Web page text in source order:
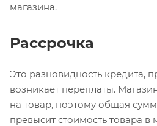
магазина.
Рассрочка
Это разновидность кредита,
возникает переплаты.
на товар, поэтому общая
превысит стоимость товара в